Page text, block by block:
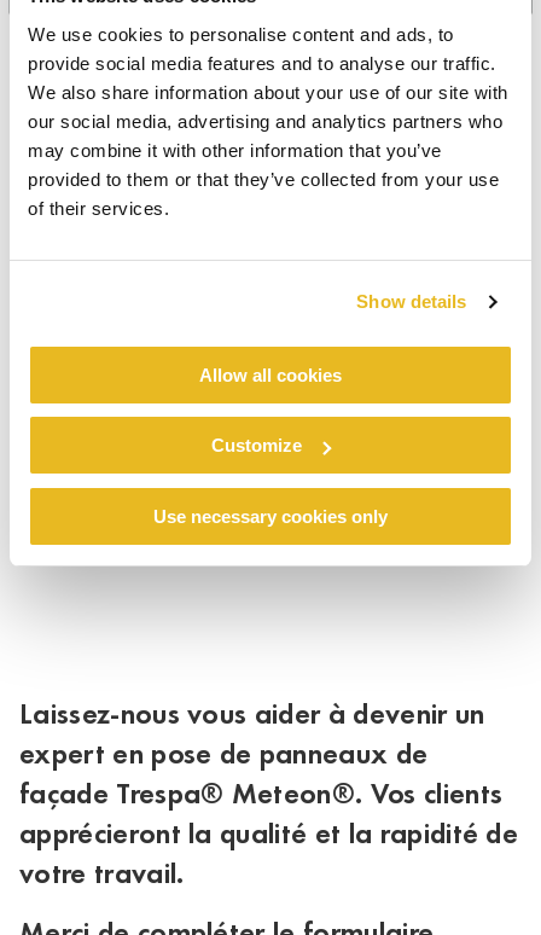
We use cookies to personalise content and ads, to
provide social media features and to analyse our traffic.
We also share information about your use of our site with
our social media, advertising and analytics partners who
may combine it with other information that you’ve
provided to them or that they’ve collected from your use
of their services.
Show details
Allow all cookies
Customize
Use necessary cookies only
Quels aspects sont couverts par
ces formations ?
Façades ventilées - introduction générale
Transport, manutention et stockage
Inscrivez-vous, participez et recevez votre
certificat !
Laissez-nous vous aider à devenir un
expert en pose de panneaux de
façade Trespa® Meteon®. Vos clients
apprécieront la qualité et la rapidité de
votre travail.